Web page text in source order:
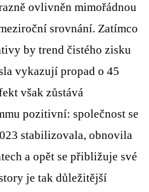
ovlivněn mimořádnou
srovnání. Zatímco
by trend čistého zisku
vykazují propad o 45
však zůstává
pozitivní: společnost se
stabilizovala, obnovila
a opět se přibližuje své
je tak důležitější